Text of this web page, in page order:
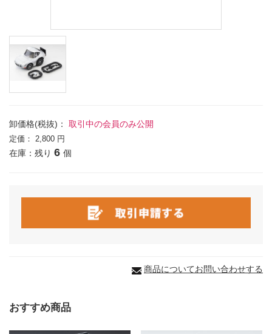
卸価格(税抜)： 取引中の会員のみ公開
定価： 2,800 円
在庫：残り 6 個
商品についてお問い合わせする
おすすめ商品